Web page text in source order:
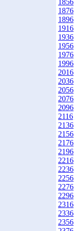
1856
1876
1896
1916
1936
1956
1976
1996
2016
2036
2056
2076
2096
2116
2136
2156
2176
2196
2216
2236
2256
2276
2296
2316
2336
2356